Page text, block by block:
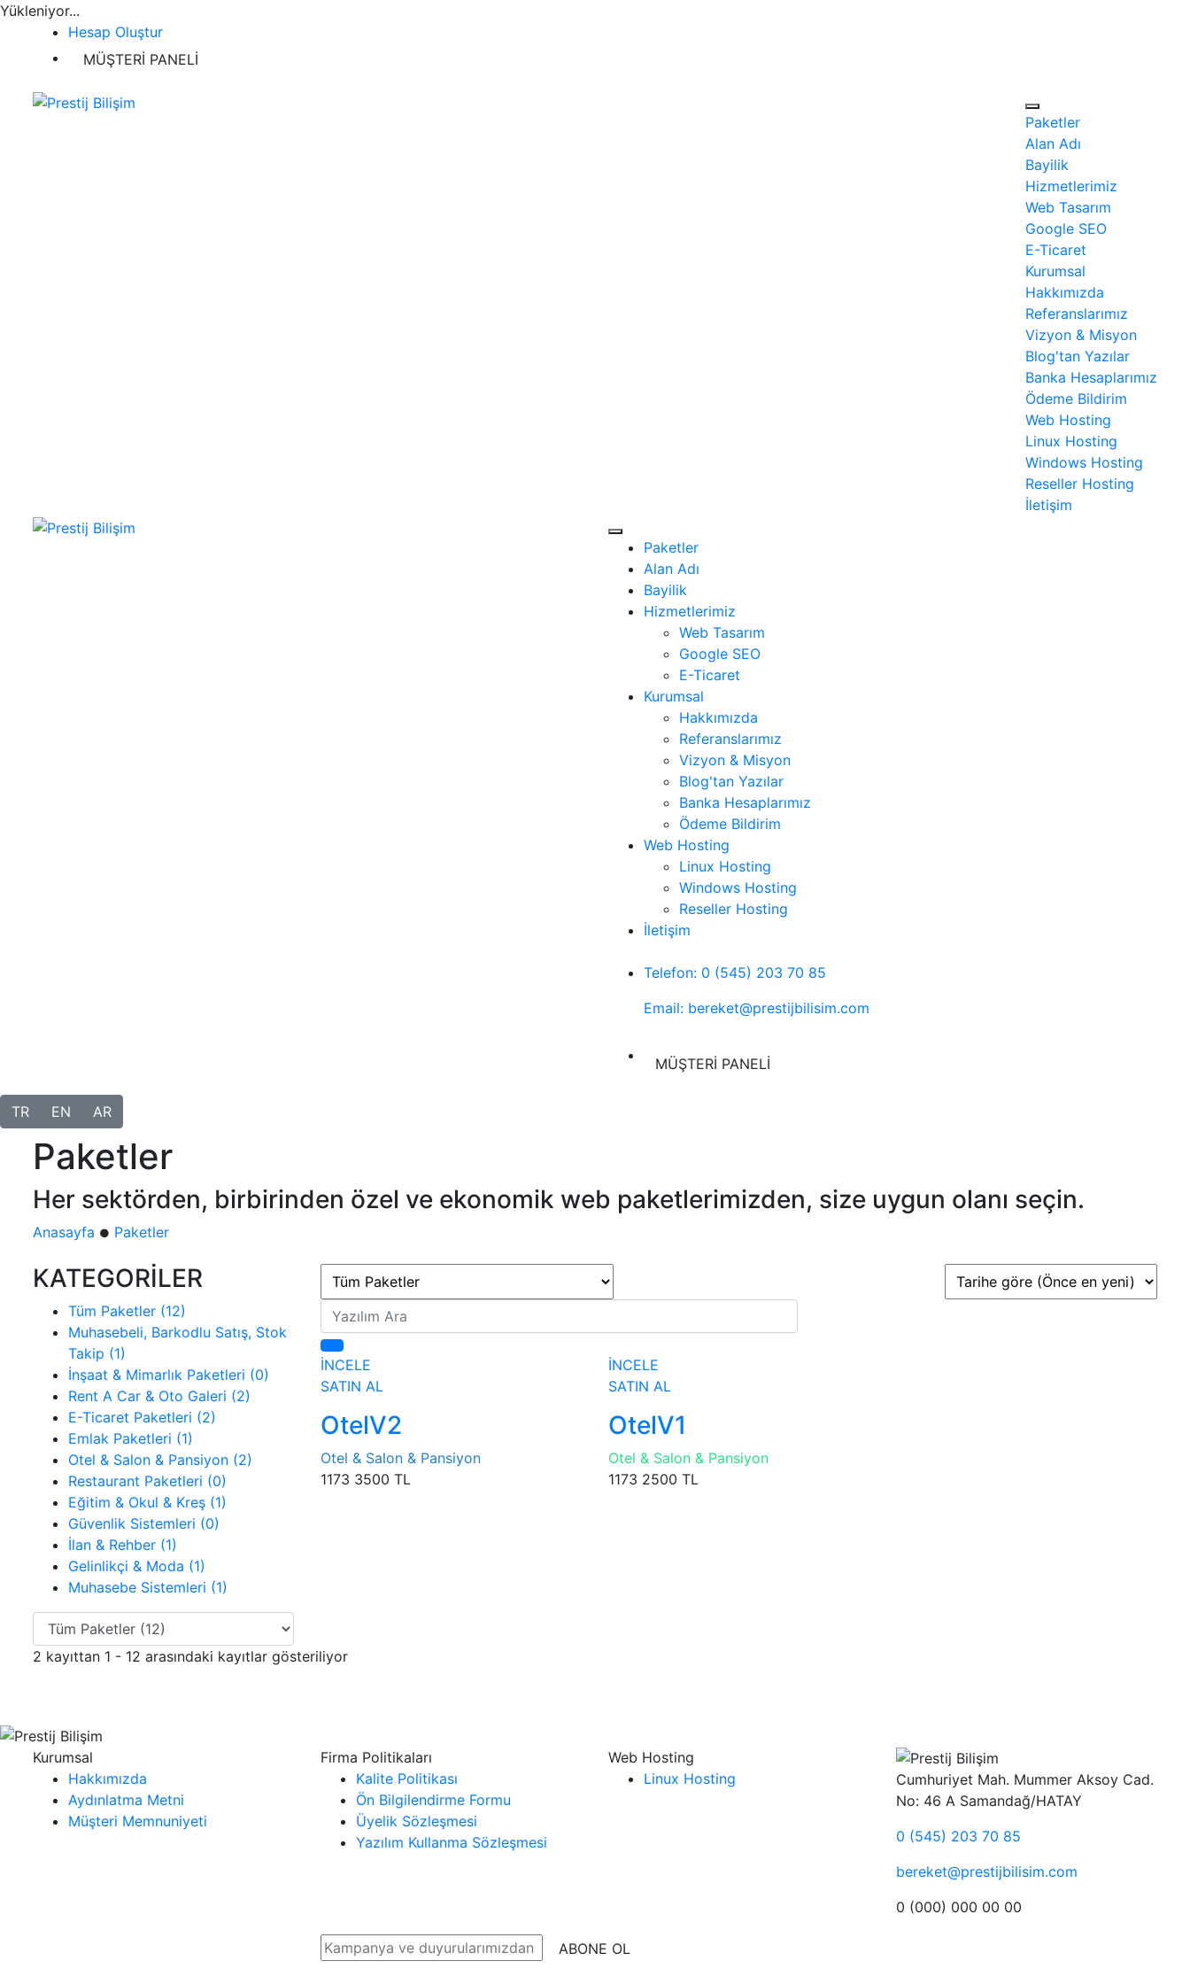
Yükleniyor...
Hesap Oluştur
MÜŞTERİ PANELİ
Paketler
Alan Adı
Bayilik
Hizmetlerimiz
Web Tasarım
Google SEO
E-Ticaret
Kurumsal
Hakkımızda
Referanslarımız
Vizyon & Misyon
Blog'tan Yazılar
Banka Hesaplarımız
Ödeme Bildirim
Web Hosting
Linux Hosting
Windows Hosting
Reseller Hosting
İletişim
Paketler
Alan Adı
Bayilik
Hizmetlerimiz
Web Tasarım
Google SEO
E-Ticaret
Kurumsal
Hakkımızda
Referanslarımız
Vizyon & Misyon
Blog'tan Yazılar
Banka Hesaplarımız
Ödeme Bildirim
Web Hosting
Linux Hosting
Windows Hosting
Reseller Hosting
İletişim
Telefon: 0 (545) 203 70 85
Email: bereket@prestijbilisim.com
MÜŞTERİ PANELİ
TR EN AR
Paketler
Her sektörden, birbirinden özel ve ekonomik web paketlerimizden, size uygun olanı seçin.
Anasayfa ● Paketler
KATEGORİLER
Tüm Paketler (12)
Muhasebeli, Barkodlu Satış, Stok
Takip (1)
İnşaat & Mimarlık Paketleri (0)
Rent A Car & Oto Galeri (2)
E-Ticaret Paketleri (2)
Emlak Paketleri (1)
Otel & Salon & Pansiyon (2)
Restaurant Paketleri (0)
Eğitim & Okul & Kreş (1)
Güvenlik Sistemleri (0)
İlan & Rehber (1)
Gelinlikçi & Moda (1)
Muhasebe Sistemleri (1)
İNCELE
SATIN AL
OtelV2
Otel & Salon & Pansiyon
1173 3500 TL
İNCELE
SATIN AL
OtelV1
Otel & Salon & Pansiyon
1173 2500 TL
2 kayıttan 1 - 12 arasındaki kayıtlar gösteriliyor
Kurumsal
Hakkımızda
Aydınlatma Metni
Müşteri Memnuniyeti
Firma Politikaları
Kalite Politikası
Ön Bilgilendirme Formu
Üyelik Sözleşmesi
Yazılım Kullanma Sözleşmesi
Web Hosting
Linux Hosting
Cumhuriyet Mah. Mummer Aksoy Cad.
No: 46 A Samandağ/HATAY
0 (545) 203 70 85
bereket@prestijbilisim.com
0 (000) 000 00 00